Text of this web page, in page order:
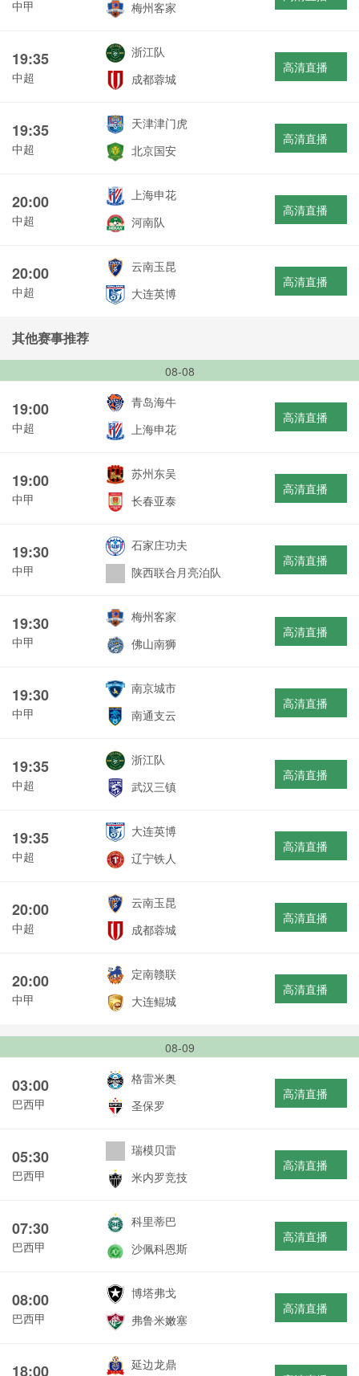
中甲 梅州客家
19:35
中超
浙江队
成都蓉城
高清直播
19:35
中超
天津津门虎
北京国安
高清直播
20:00
中超
上海申花
河南队
高清直播
20:00
中超
云南玉昆
大连英博
高清直播
其他赛事推荐
08-08
19:00
中超
青岛海牛
上海申花
高清直播
19:00
中甲
苏州东吴
长春亚泰
高清直播
19:30
中甲
石家庄功夫
陕西联合月亮泊队
高清直播
19:30
中甲
梅州客家
佛山南狮
高清直播
19:30
中甲
南京城市
南通支云
高清直播
19:35
中超
浙江队
武汉三镇
高清直播
19:35
中超
大连英博
辽宁铁人
高清直播
20:00
中超
云南玉昆
成都蓉城
高清直播
20:00
中甲
定南赣联
大连鲲城
高清直播
08-09
03:00
巴西甲
格雷米奥
圣保罗
高清直播
05:30
巴西甲
瑞模贝雷
米内罗竞技
高清直播
07:30
巴西甲
科里蒂巴
沙佩科恩斯
高清直播
08:00
巴西甲
博塔弗戈
弗鲁米嫩塞
高清直播
18:00
延边龙鼎